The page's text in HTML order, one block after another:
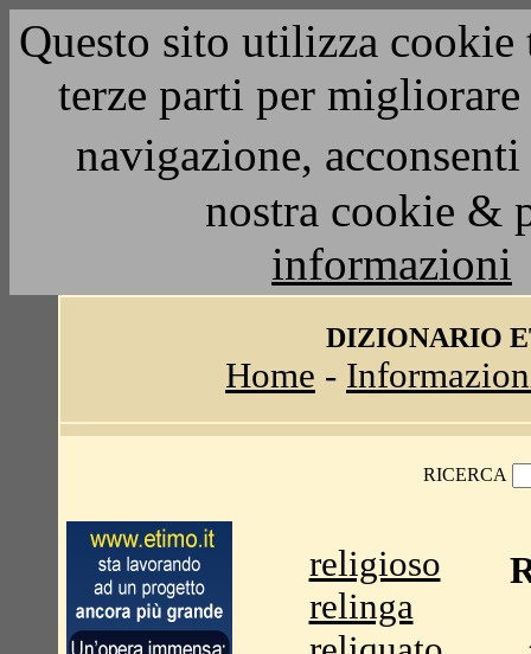
Questo sito utilizza
terze parti per
navigazione,
nostra cookie &
informazioni
DIZIONARIO
Home -
RICERCA
religioso
relinga